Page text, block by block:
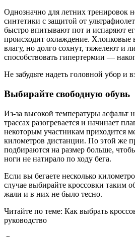
Однозначно для летних тренировок
синтетики с защитой от
быстро впитывают пот и испаряют
происходит охлаждение.
влагу, но долго сохнут, тяжелеют и
способствовать гипертермии —
Не забудьте надеть головной убор и
Выбирайте свободную обувь
Из-за высокой температуры асфальт
трассах разогревается и начинает
некоторым участникам приходится
километров дистанции. По этой же
подбираются на размер больше,
ноги не натирало по ходу бега.
Если вы бегаете несколько
случае выбирайте кроссовки таким
жали и в них не было тесно.
Читайте по теме: Как выбрать
руководство